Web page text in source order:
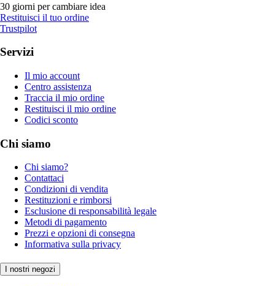
30 giorni per cambiare idea
Restituisci il tuo ordine
Trustpilot
Servizi
Il mio account
Centro assistenza
Traccia il mio ordine
Restituisci il mio ordine
Codici sconto
Chi siamo
Chi siamo?
Contattaci
Condizioni di vendita
Restituzioni e rimborsi
Esclusione di responsabilità legale
Metodi di pagamento
Prezzi e opzioni di consegna
Informativa sulla privacy
I nostri negozi